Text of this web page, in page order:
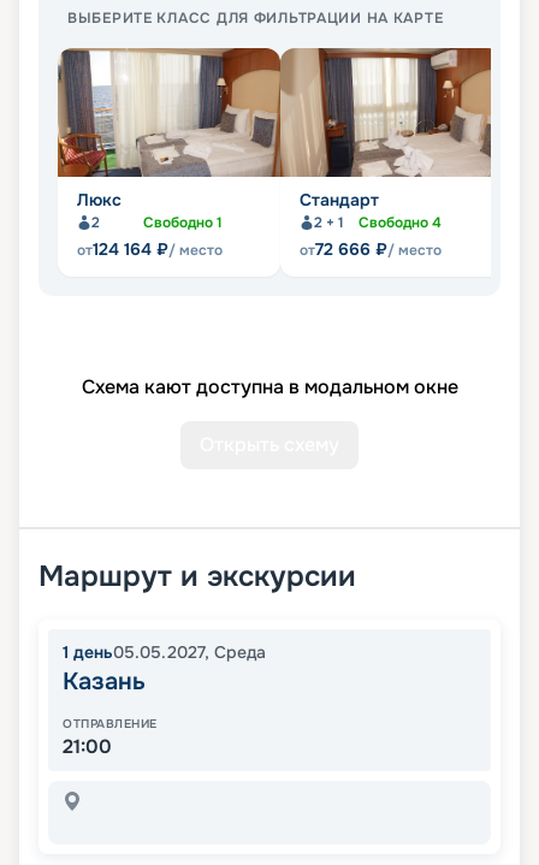
ВЫБЕРИТЕ КЛАСС ДЛЯ ФИЛЬТРАЦИИ НА КАРТЕ
Люкс
2 Свободно1
от124 164 ₽/ место
Стандарт
2 + 1 Свободно4
от72 666 ₽/ место
Схема кают доступна в модальном окне
Маршрут и экскурсии
1 день05.05.2027, Среда
Казань
ОТПРАВЛЕНИЕ
21:00